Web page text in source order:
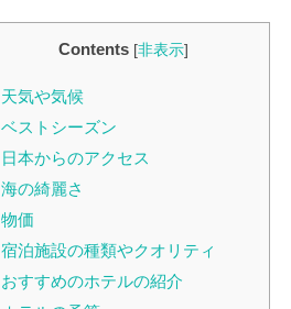
Contents [非表示]
天気や気候
ベストシーズン
日本からのアクセス
海の綺麗さ
物価
宿泊施設の種類やクオリティ
おすすめのホテルの紹介